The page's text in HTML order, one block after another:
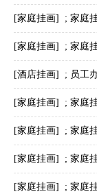
制作品安装实际图
中式客厅挂画 字
[家庭挂画] ; 家庭
挂画 沙发墙配画
[家庭挂画] ; 家庭
挂画 字画美客户
[酒店挂画] ; 员工
室挂画 老总办公室
挂画 字画美客户
[家庭挂画] ; 家庭
厅挂画 客厅挂画
图
[家庭挂画] ; 家庭
挂画 玄关挂画 沙
安装实际图
[家庭挂画] ; 家庭
风格配画 字画美
[家庭挂画] ; 家庭